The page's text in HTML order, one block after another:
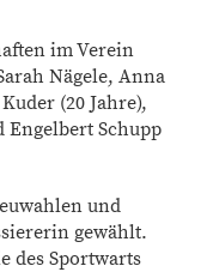
im Verein
Nägele, Anna
(20 Jahre),
Engelbert Schupp
und
gewählt.
des Sportwarts